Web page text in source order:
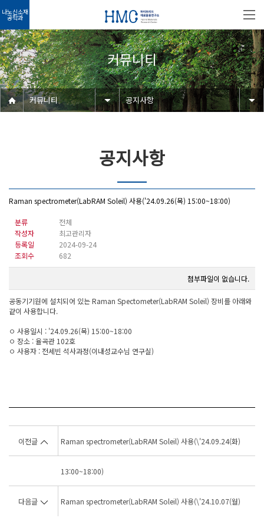
나노신소재
공학과
커뮤니티
커뮤니티 공지사항
공지사항
Raman spectrometer(LabRAM Soleil) 사용('24.09.26(목) 15:00~18:00)
분류
전체
작성자
최고관리자
등록일
2024-09-24
조회수
682
첨부파일이 없습니다.
공동기기원에 설치되어 있는 Raman Spectometer(LabRAM Soleil) 장비를 아래와
같이 사용합니다.
ㅇ 사용일시 : '24.09.26(목) 15:00~18:00
ㅇ 장소 : 율곡관 102호
ㅇ 사용자 : 전세빈 석사과정(이내성교수님 연구실)
이전글 Raman spectrometer(LabRAM Soleil) 사용(\'24.09.24(화)
13:00~18:00)
다음글 Raman spectrometer(LabRAM Soleil) 사용(\'24.10.07(월)